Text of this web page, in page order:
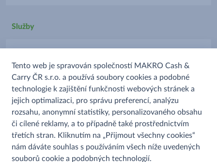
Služby
Prodej alkoholu
Prodej uzenin
Rozpékané pečivo
Tento web je spravován společností MAKRO Cash &
Carry ČR s.r.o. a používá soubory cookies a podobné
technologie k zajištění funkčnosti webových stránek a
jejich optimalizaci, pro správu preferencí, analýzu
rozsahu, anonymní statistiky, personalizovaného obsahu
či cílené reklamy, a to případně také prostřednictvím
třetích stran. Kliknutím na „Přijmout všechny cookies“
nám dáváte souhlas s používáním všech níže uvedených
souborů cookie a podobných technologií.